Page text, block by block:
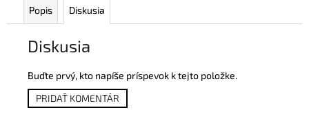
Popis Diskusia
Diskusia
Buďte prvý, kto napíše príspevok k tejto položke.
PRIDAŤ KOMENTÁR